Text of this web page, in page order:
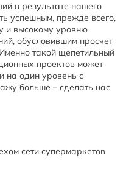
в результате нашего
успешным, прежде всего,
и высокому уровню
обусловившим просчет
такой щепетильный
проектов может
на один уровень с
больше – сделать нас
сети супермаркетов